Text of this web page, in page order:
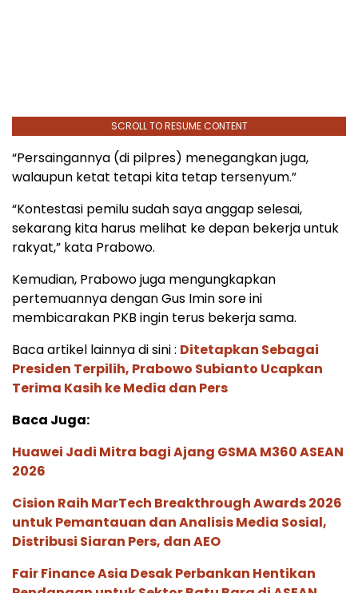
SCROLL TO RESUME CONTENT
“Persaingannya (di pilpres) menegangkan juga,
walaupun ketat tetapi kita tetap tersenyum.”
“Kontestasi pemilu sudah saya anggap selesai,
sekarang kita harus melihat ke depan bekerja untuk
rakyat,” kata Prabowo.
Kemudian, Prabowo juga mengungkapkan
pertemuannya dengan Gus Imin sore ini
membicarakan PKB ingin terus bekerja sama.
Baca artikel lainnya di sini : Ditetapkan Sebagai
Presiden Terpilih, Prabowo Subianto Ucapkan
Terima Kasih ke Media dan Pers
Baca Juga:
Huawei Jadi Mitra bagi Ajang GSMA M360 ASEAN
2026
Cision Raih MarTech Breakthrough Awards 2026
untuk Pemantauan dan Analisis Media Sosial,
Distribusi Siaran Pers, dan AEO
Fair Finance Asia Desak Perbankan Hentikan